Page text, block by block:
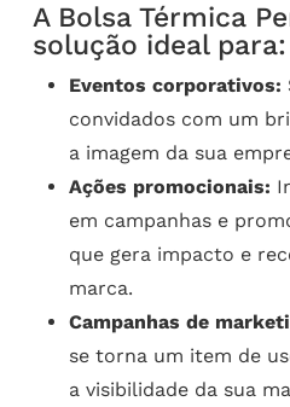
A Bolsa Térmica
solução ideal para:
Eventos corporativos:
convidados com um
a imagem da sua
Ações promocionais:
em campanhas e
que gera impacto e
marca.
Campanhas de
se torna um item de
a visibilidade da sua